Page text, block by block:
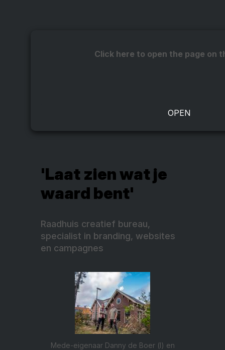
Click here to open the page on
'Laat zien wat je
waard bent'
Raadhuis creatief bureau,
specialist in branding, websites
en campagnes
Mede-eigenaar Danny de Boer (l) en